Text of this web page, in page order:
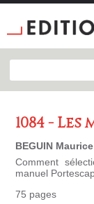
1084 -
BEGUIN Maurice
Comment
manuel
75 pages